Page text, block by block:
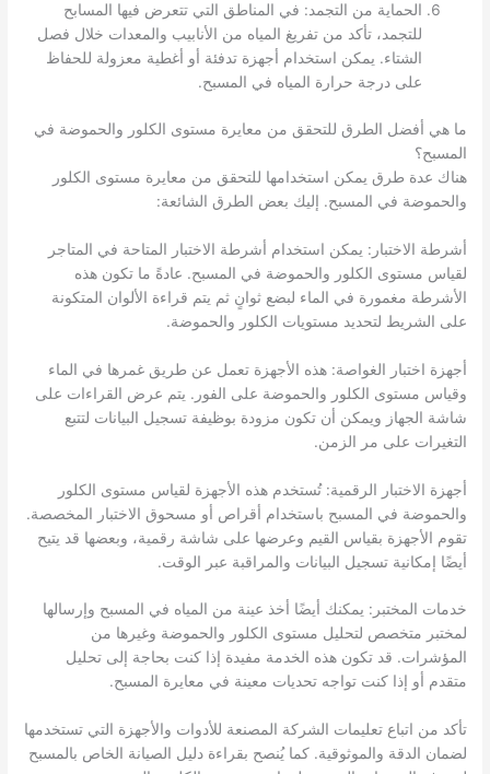
الحماية من التجمد: في المناطق التي تتعرض فيها المسابح
للتجمد، تأكد من تفريغ المياه من الأنابيب والمعدات خلال فصل
الشتاء. يمكن استخدام أجهزة تدفئة أو أغطية معزولة للحفاظ
على درجة حرارة المياه في المسبح.
ما هي أفضل الطرق للتحقق من معايرة مستوى الكلور والحموضة في
المسبح؟
هناك عدة طرق يمكن استخدامها للتحقق من معايرة مستوى الكلور
والحموضة في المسبح. إليك بعض الطرق الشائعة:
أشرطة الاختبار: يمكن استخدام أشرطة الاختبار المتاحة في المتاجر
لقياس مستوى الكلور والحموضة في المسبح. عادةً ما تكون هذه
الأشرطة مغمورة في الماء لبضع ثوانٍ ثم يتم قراءة الألوان المتكونة
على الشريط لتحديد مستويات الكلور والحموضة.
أجهزة اختبار الغواصة: هذه الأجهزة تعمل عن طريق غمرها في الماء
وقياس مستوى الكلور والحموضة على الفور. يتم عرض القراءات على
شاشة الجهاز ويمكن أن تكون مزودة بوظيفة تسجيل البيانات لتتبع
التغيرات على مر الزمن.
أجهزة الاختبار الرقمية: تُستخدم هذه الأجهزة لقياس مستوى الكلور
والحموضة في المسبح باستخدام أقراص أو مسحوق الاختبار المخصصة.
تقوم الأجهزة بقياس القيم وعرضها على شاشة رقمية، وبعضها قد يتيح
أيضًا إمكانية تسجيل البيانات والمراقبة عبر الوقت.
خدمات المختبر: يمكنك أيضًا أخذ عينة من المياه في المسبح وإرسالها
لمختبر متخصص لتحليل مستوى الكلور والحموضة وغيرها من
المؤشرات. قد تكون هذه الخدمة مفيدة إذا كنت بحاجة إلى تحليل
متقدم أو إذا كنت تواجه تحديات معينة في معايرة المسبح.
تأكد من اتباع تعليمات الشركة المصنعة للأدوات والأجهزة التي تستخدمها
لضمان الدقة والموثوقية. كما يُنصح بقراءة دليل الصيانة الخاص بالمسبح